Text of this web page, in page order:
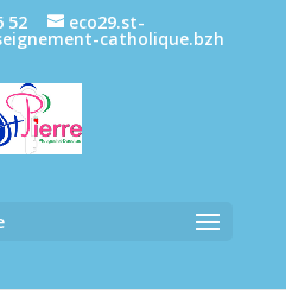
52 eco29.st-
catholique.bzh